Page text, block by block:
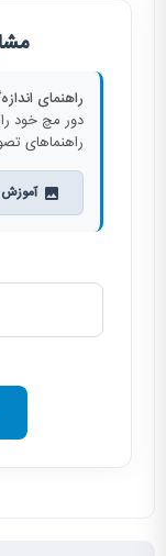
راهنمای
دور مچ خود را
راهنماهای
آموزش